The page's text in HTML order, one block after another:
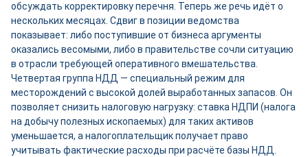
обсуждать корректировку перечня. Теперь же речь идёт о
нескольких месяцах. Сдвиг в позиции ведомства
показывает: либо поступившие от бизнеса аргументы
оказались весомыми, либо в правительстве сочли ситуацию
в отрасли требующей оперативного вмешательства.
Четвертая группа НДД — специальный режим для
месторождений с высокой долей выработанных запасов. Он
позволяет снизить налоговую нагрузку: ставка НДПИ (налога
на добычу полезных ископаемых) для таких активов
уменьшается, а налогоплательщик получает право
учитывать фактические расходы при расчёте базы НДД.